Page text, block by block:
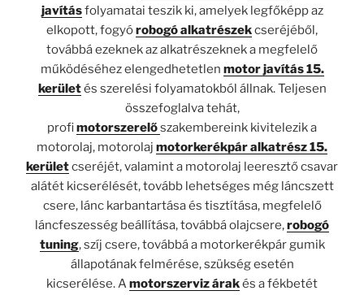
javításfolyamatai teszik ki, amelyek legfőképp az
elkopott, fogyórobogó alkatrészekcseréjéből,
továbbá ezeknek az alkatrészeknek a megfelelő
működéséhez elengedhetetlen motor javítás 15.
kerületés szerelési folyamatokból állnak. Teljesen
összefoglalva tehát,
profimotorszerelőszakembereink kivitelezik a
motorolaj, motorolaj motorkerékpár alkatrész 15.
kerületcseréjét, valamint a motorolaj leeresztő csavar
alátét kicserélését, tovább lehetséges még láncszett
csere, lánc karbantartása és tisztítása, megfelelő
láncfeszesség beállítása, továbbá olajcsere,robogó
tuning, szíj csere, továbbá a motorkerékpár gumik
állapotának felmérése, szükség esetén
kicserélése. Amotorszerviz árakés a fékbetét